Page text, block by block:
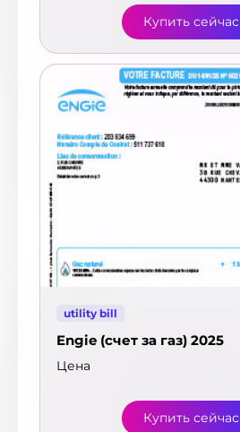
Купить сейчас
utility bill
Engie (счет за газ) 2025
Цена
Купить сейчас